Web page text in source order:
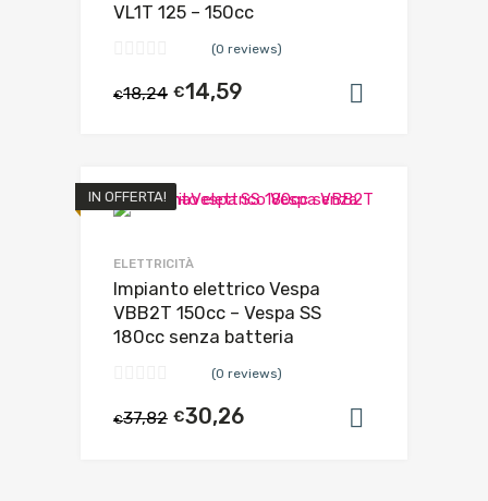
VL1T 125 – 150cc
(0 reviews)
€18,24 €14,59
IN OFFERTA!
ELETTRICITÀ
Impianto elettrico Vespa
VBB2T 150cc – Vespa SS
180cc senza batteria
(0 reviews)
€37,82 €30,26